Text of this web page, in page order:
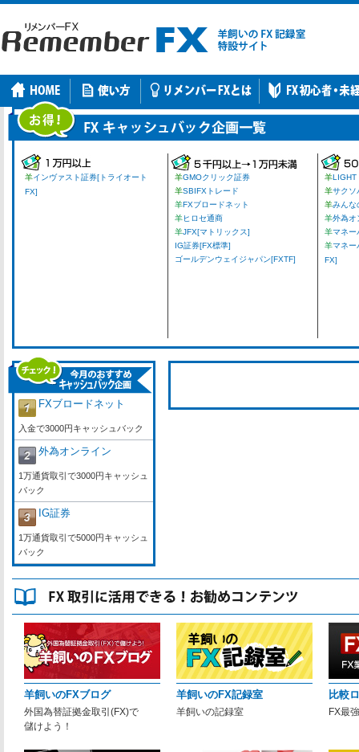
羊インヴァスト証券[トライオート
FX]
羊GMOクリック証券
羊SBIFXトレード
羊FXブロードネット
羊ヒロセ通商
羊JFX[マトリックス]
IG証券[FX標準]
ゴールデンウェイジャパン[FXTF]
羊LIGHT
羊サクソ
羊みんな
羊外為オ
羊マネー
羊マネー
FX]
FXブロードネット
入金で3000円キャッシュバック
外為オンライン
1万通貨取引で3000円キャッシュ
バック
IG証券
1万通貨取引で5000円キャッシュ
バック
羊飼いのFXブログ
外国為替証拠金取引(FX)で
儲けよう！
羊飼いのFX記録室
羊飼いの記録室
比較
FX最